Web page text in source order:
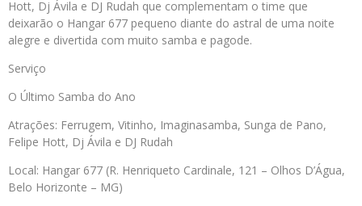
Hott, Dj Ávila e DJ Rudah que complementam o time que
deixarão o Hangar 677 pequeno diante do astral de uma noite
alegre e divertida com muito samba e pagode.
Serviço
O Último Samba do Ano
Atrações: Ferrugem, Vitinho, Imaginasamba, Sunga de Pano,
Felipe Hott, Dj Ávila e DJ Rudah
Local: Hangar 677 (R. Henriqueto Cardinale, 121 – Olhos D’Água,
Belo Horizonte – MG)